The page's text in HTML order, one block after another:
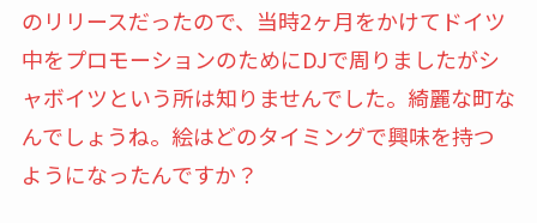
のリリースだったので、当時2ヶ月をかけてドイツ
中をプロモーションのためにDJで周りましたがシ
ャボイツという所は知りませんでした。綺麗な町な
んでしょうね。絵はどのタイミングで興味を持つ
ようになったんですか？